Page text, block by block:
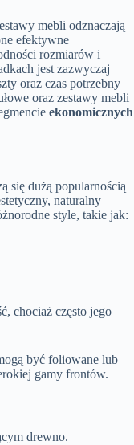
mebli odznaczają
efektywne
rozmiarów i
jest zazwyczaj
oraz czas potrzebny
oraz zestawy mebli
ekonomicznych
się dużą popularnością
naturalny
style, takie jak:
chociaż często jego
być foliowane lub
gamy frontów.
drewno.